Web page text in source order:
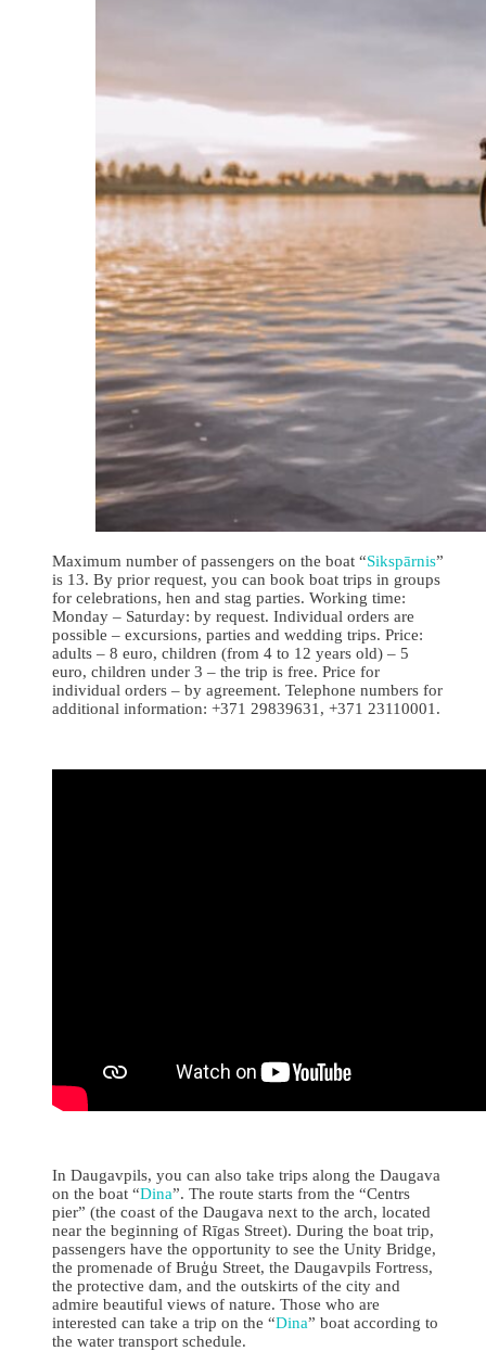
Maximum number of passengers on the boat “Sikspārnis”
is 13. By prior request, you can book boat trips in groups
for celebrations, hen and stag parties. Working time:
Monday – Saturday: by request. Individual orders are
possible – excursions, parties and wedding trips. Price:
adults – 8 euro, children (from 4 to 12 years old) – 5
euro, children under 3 – the trip is free. Price for
individual orders – by agreement. Telephone numbers for
additional information: +371 29839631, +371 23110001.
In Daugavpils, you can also take trips along the Daugava
on the boat “Dina”. The route starts from the “Centrs
pier” (the coast of the Daugava next to the arch, located
near the beginning of Rīgas Street). During the boat trip,
passengers have the opportunity to see the Unity Bridge,
the promenade of Bruģu Street, the Daugavpils Fortress,
the protective dam, and the outskirts of the city and
admire beautiful views of nature. Those who are
interested can take a trip on the “Dina” boat according to
the water transport schedule.